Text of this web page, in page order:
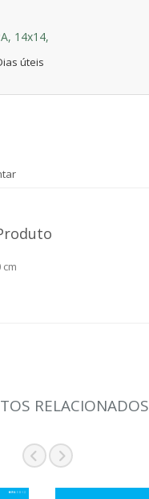
14x14,
úteis
cm
RELACIONADOS